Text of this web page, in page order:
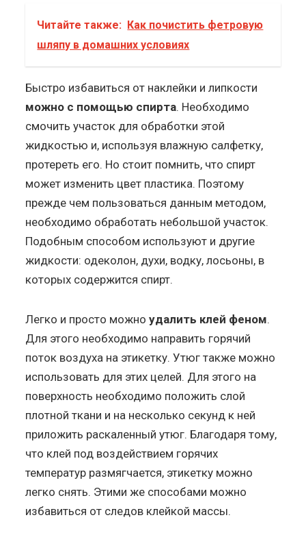
Читайте также: Как почистить фетровую
шляпу в домашних условиях
Быстро избавиться от наклейки и липкости
можно с помощью спирта. Необходимо
смочить участок для обработки этой
жидкостью и, используя влажную салфетку,
протереть его. Но стоит помнить, что спирт
может изменить цвет пластика. Поэтому
прежде чем пользоваться данным методом,
необходимо обработать небольшой участок.
Подобным способом используют и другие
жидкости: одеколон, духи, водку, лосьоны, в
которых содержится спирт.
Легко и просто можноудалить клей феном.
Для этого необходимо направить горячий
поток воздуха на этикетку. Утюг также можно
использовать для этих целей. Для этого на
поверхность необходимо положить слой
плотной ткани и на несколько секунд к ней
приложить раскаленный утюг. Благодаря тому,
что клей под воздействием горячих
температур размягчается, этикетку можно
легко снять. Этими же способами можно
избавиться от следов клейкой массы.